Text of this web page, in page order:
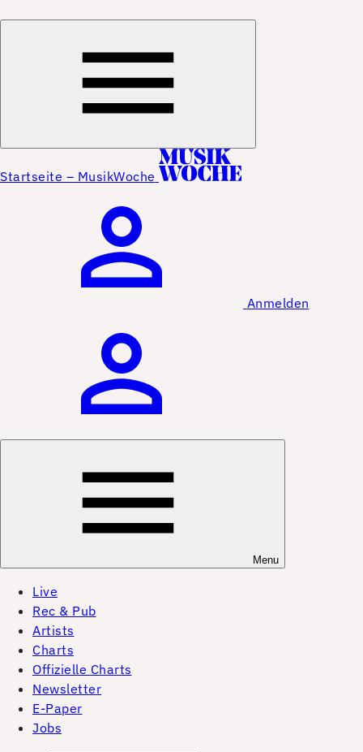
Startseite – MusikWoche
Anmelden
Menu
Live
Rec & Pub
Artists
Charts
Offizielle Charts
Newsletter
E-Paper
Jobs